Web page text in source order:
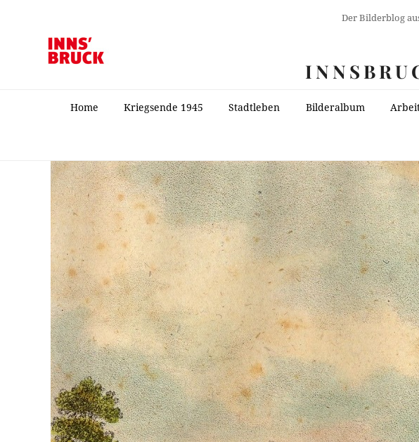
Der Bilderblog
Home Kriegsende 1945 Stadtleben Bilderalbum